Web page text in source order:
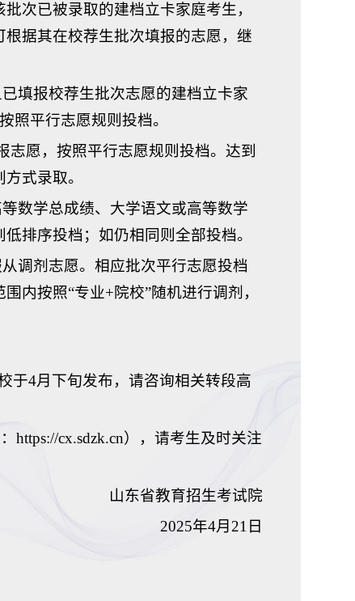
次已被录取的建档立卡家庭考生，
据其在校荐生批次填报的志愿，继
填报校荐生批次志愿的建档立卡家
照平行志愿规则投档。
志愿，按照平行志愿规则投档。达到
式录取。
数学总成绩、大学语文或高等数学
排序投档；如仍相同则全部投档。
调剂志愿。相应批次平行志愿投档
内按照“专业+院校”随机进行调剂，
于4月下旬发布，请咨询相关转段高
https://cx.sdzk.cn），请考生及时关注
山东省教育招生考试院
2025年4月21日